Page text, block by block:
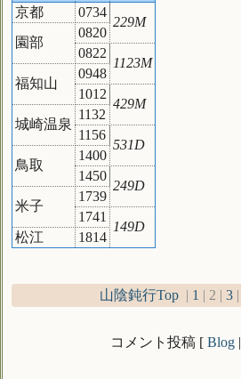
京都
0734
229M
園部
0820
0822
1123M
福知山
0948
1012
429M
城崎温泉
1132
1156
531D
鳥取
1400
1450
249D
米子
1739
1741
149D
松江 1814
山陰鈍行Top | 1 | 2 | 3 |
コメント投稿 [ Blog|